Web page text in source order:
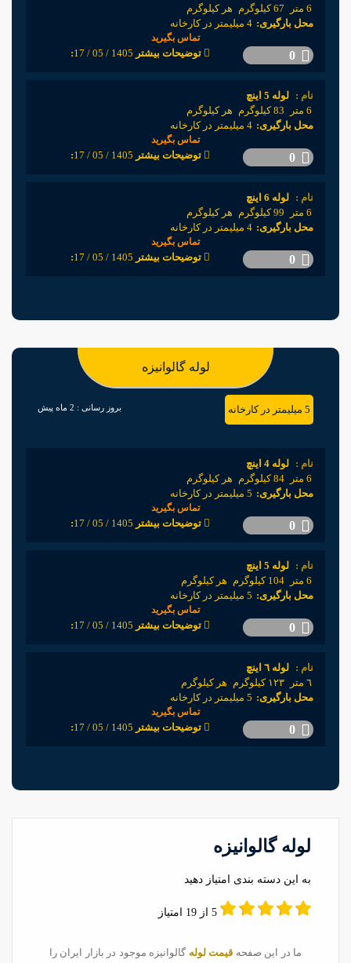
6 متر
67 کیلوگرم
هر کیلوگرم
محل بارگیری: 4 میلیمتر در کارخانه
تماس بگیرید
:توضیحات بیشتر
نام : لوله 5 اینچ
6 متر
83 کیلوگرم
هر کیلوگرم
محل بارگیری: 4 میلیمتر در کارخانه
تماس بگیرید
:توضیحات بیشتر
نام : لوله 6 اینچ
6 متر
99 کیلوگرم
هر کیلوگرم
محل بارگیری: 4 میلیمتر در کارخانه
تماس بگیرید
:توضیحات بیشتر
لوله گالوانیزه
5 میلیمتر در کارخانه بروز رسانی : 2 ماه پیش
نام : لوله 4 اینچ
6 متر
84 کیلوگرم
هر کیلوگرم
محل بارگیری: 5 میلیمتر در کارخانه
تماس بگیرید
:توضیحات بیشتر
نام : لوله 5 اینچ
6 متر
104 کیلوگرم
هر کیلوگرم
محل بارگیری: 5 میلیمتر در کارخانه
تماس بگیرید
:توضیحات بیشتر
نام : لوله ٦ اینچ
٦ متر
١٢٣ كيلوگرم
هر كيلوگرم
محل بارگیری: 5 میلیمتر در کارخانه
تماس بگیرید
:توضیحات بیشتر
لوله گالوانیزه
به این دسته بندی امتیاز دهید
5 از 19 امتیاز
ما در اين صفحه قيمت لوله گالوانيزه موجود در بازار ايران را